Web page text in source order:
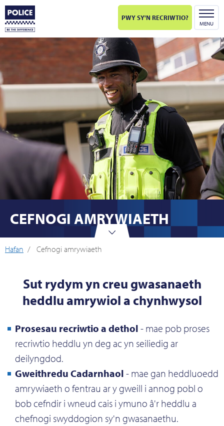
PWY SY'N RECRIWTIO?
MENU
CEFNOGI AMRYWIAETH
Click
scroll
content
Hafan Cefnogi amrywiaeth
Sut rydym yn creu gwasanaeth
heddlu amrywiol a chynhwysol
Prosesau recriwtio a dethol - mae pob proses
recriwtio heddlu yn deg ac yn seiliedig ar
deilyngdod.
Gweithredu Cadarnhaol - mae gan heddluoedd
amrywiaeth o fentrau ar y gweill i annog pobl o
bob cefndir i wneud cais i ymuno â'r heddlu a
chefnogi swyddogion sy'n gwasanaethu.